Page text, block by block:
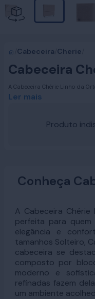
Cabeceira Cherie
Cabeceira
A Cabeceira Chérie Linho da
adicionar um toque de
uma peça essencial para criar
Ler mais
Produto
Conheça
A Cabeceira
perfeita para
elegância e
tamanhos Solteiro,
cabeceira se
composto por
moderno e
refinadas fazem
um ambiente